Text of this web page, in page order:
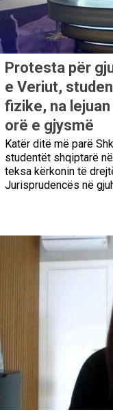
Protesta për
e Veriut,
fizike, na
orë e gjysmë
Katër ditë më parë
studentët shqiptarë
teksa kërkonin të
Jurisprudencës në